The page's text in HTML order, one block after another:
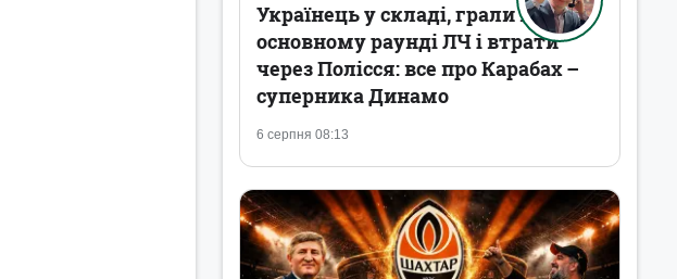
6 серпня 08:13
Українець у складі, грали в
основному раунді ЛЧ і втрати
через Полісся: все про Карабах –
суперника Динамо